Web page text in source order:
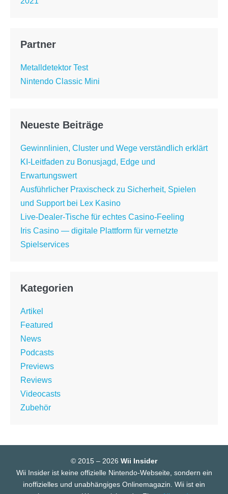
Partner
Metalldetektor Test
Nintendo Classic Mini
Neueste Beiträge
Gewinnlinien, Cluster und Wege verständlich erklärt
KI-Leitfaden zu Bonusjagd, Edge und
Erwartungswert
Ausführlicher Praxischeck zu Sicherheit, Spielen
und Support bei Lex Kasino
Live-Dealer-Tische für echtes Casino-Feeling
Iris Casino — digitale Plattform für vernetzte
Spielservices
Kategorien
Artikel
Featured
News
Podcasts
Previews
Reviews
Videocasts
Zubehör
© 2015 – 2026 Wii Insider
Wii Insider ist keine offizielle Nintendo-Webseite, sondern ein
inoffizielles und unabhängiges Onlinemagazin. Wii ist ein